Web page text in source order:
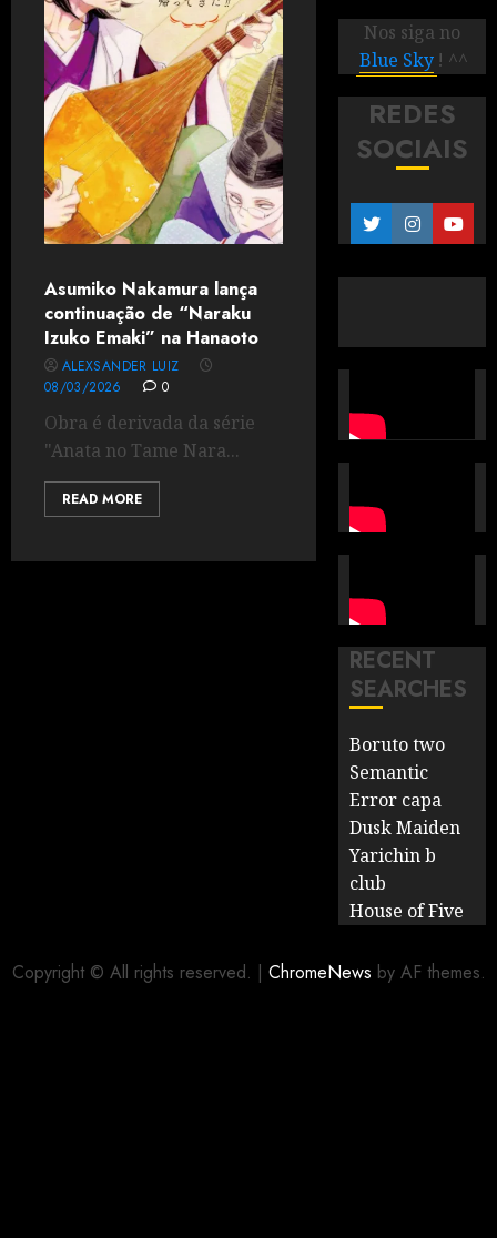
Asumiko Nakamura lança
continuação de “Naraku
Izuko Emaki” na Hanaoto
ALEXSANDER LUIZ
08/03/2026
0
Obra é derivada da série
"Anata no Tame Nara...
READ MORE
Nos siga no
Blue Sky ! ^^
REDES
SOCIAIS
RECENT
SEARCHES
Boruto two
Semantic
Error capa
Dusk Maiden
Yarichin b
club
House of Five
Copyright © All rights reserved. | ChromeNews by AF themes.